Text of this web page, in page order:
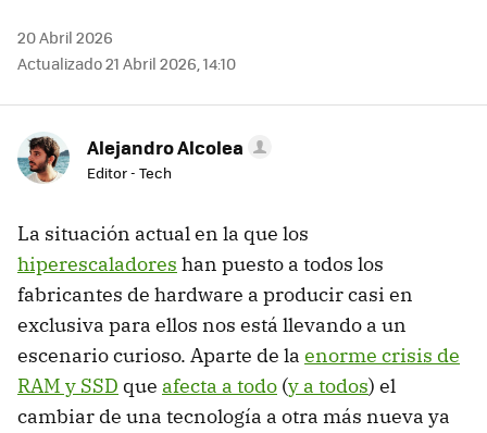
20 Abril 2026
Actualizado 21 Abril 2026, 14:10
Alejandro Alcolea
Editor - Tech
La situación actual en la que los
hiperescaladores han puesto a todos los
fabricantes de hardware a producir casi en
exclusiva para ellos nos está llevando a un
escenario curioso. Aparte de la enorme crisis de
RAM y SSD que afecta a todo (y a todos) el
cambiar de una tecnología a otra más nueva ya